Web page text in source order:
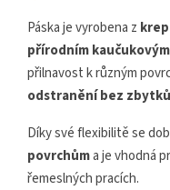
Páska je vyrobena z
přírodním
přilnavost k různým
odstranění bez
Díky své flexibilitě se
povrchůma je vhodná
řemeslných pracích.